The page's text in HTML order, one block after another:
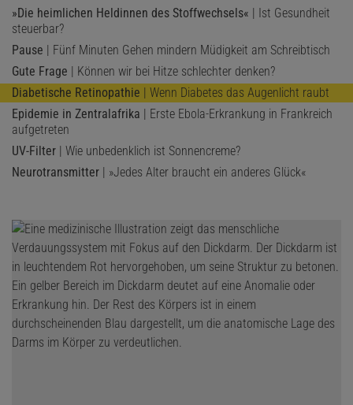
»Die heimlichen Heldinnen des Stoffwechsels« | Ist Gesundheit
steuerbar?
Pause | Fünf Minuten Gehen mindern Müdigkeit am Schreibtisch
Gute Frage | Können wir bei Hitze schlechter denken?
Diabetische Retinopathie | Wenn Diabetes das Augenlicht raubt
Epidemie in Zentralafrika | Erste Ebola-Erkrankung in Frankreich
aufgetreten
UV-Filter | Wie unbedenklich ist Sonnencreme?
Neurotransmitter | »Jedes Alter braucht ein anderes Glück«